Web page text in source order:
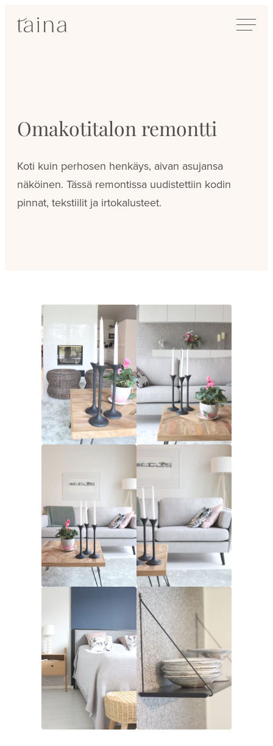
suoraan
SisustusTaina
Omakotitalon remontti
Koti kuin perhosen henkäys, aivan asujansa
näköinen. Tässä remontissa uudistettiin kodin
pinnat, tekstiilit ja irtokalusteet.